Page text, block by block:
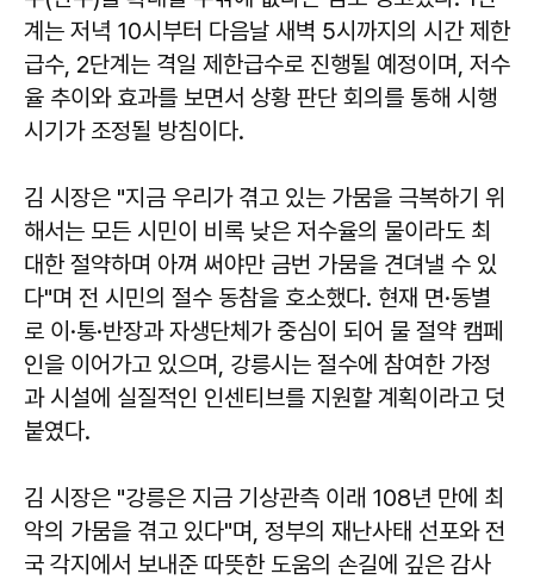
계는 저녁 10시부터 다음날 새벽 5시까지의 시간 제한
급수, 2단계는 격일 제한급수로 진행될 예정이며, 저수
율 추이와 효과를 보면서 상황 판단 회의를 통해 시행
시기가 조정될 방침이다.
김 시장은 "지금 우리가 겪고 있는 가뭄을 극복하기 위
해서는 모든 시민이 비록 낮은 저수율의 물이라도 최
대한 절약하며 아껴 써야만 금번 가뭄을 견뎌낼 수 있
다"며 전 시민의 절수 동참을 호소했다. 현재 면·동별
로 이·통·반장과 자생단체가 중심이 되어 물 절약 캠페
인을 이어가고 있으며, 강릉시는 절수에 참여한 가정
과 시설에 실질적인 인센티브를 지원할 계획이라고 덧
붙였다.
김 시장은 "강릉은 지금 기상관측 이래 108년 만에 최
악의 가뭄을 겪고 있다"며, 정부의 재난사태 선포와 전
국 각지에서 보내준 따뜻한 도움의 손길에 깊은 감사